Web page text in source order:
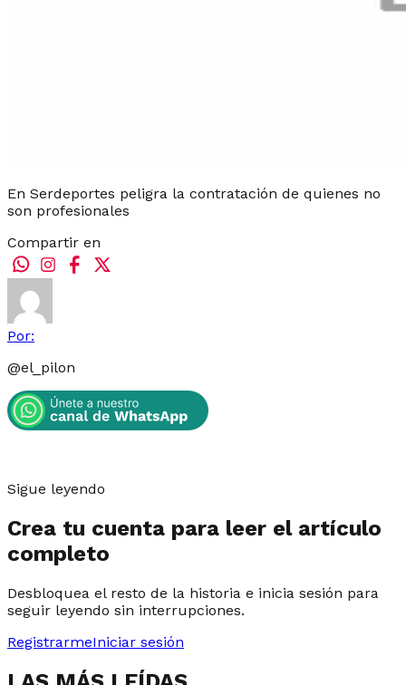
En Serdeportes peligra la contratación de quienes no
son profesionales
Compartir en
Por:
@el_pilon
Sigue leyendo
Crea tu cuenta para leer el artículo
completo
Desbloquea el resto de la historia e inicia sesión para
seguir leyendo sin interrupciones.
RegistrarmeIniciar sesión